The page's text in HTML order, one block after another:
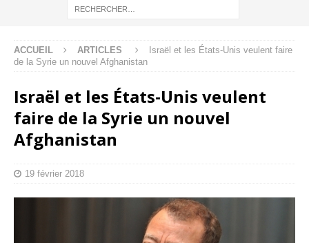
ACCUEIL ARTICLES
Israël et les États-Unis veulent faire
de la Syrie un nouvel Afghanistan
Israël et les États-Unis veulent
faire de la Syrie un nouvel
Afghanistan
19 février 2018